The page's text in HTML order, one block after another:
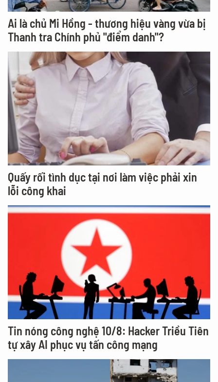
Ai là chủ Mi Hồng - thương hiệu vàng vừa bị
Thanh tra Chính phủ "điểm danh"?
Quấy rối tình dục tại nơi làm việc phải xin
lỗi công khai
Tin nóng công nghệ 10/8: Hacker Triều Tiên
tự xây AI phục vụ tấn công mạng